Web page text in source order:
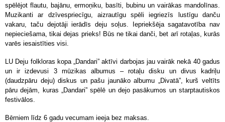
spēlējot flautu, bajānu, ermoņiku, basīti, bubinu un vairākas mandolīnas.
Muzikanti ar dzīvespriecīgu, aizrautīgu spēli iegriezīs lustīgu danču
vakaru, taču dejotāji ierādīs deju soļus. Iepriekšēja sagatavotība nav
nepieciešama, tikai dejas prieks! Būs ne tikai danči, bet arī rotaļas, kurās
varēs iesaistīties visi.
LU Deju folkloras kopa „Dandari” aktīvi darbojas jau vairāk nekā 40 gadus
un ir izdevusi 3 mūzikas albumus – rotaļu disku un divus kadriļu
(daudzpāru deju) diskus un pašu jaunāko albumu „Divatā”, kurš veltīts
pāru dejām, kuras „Dandari” spēlē un dejo pasākumos un starptautiskos
festivālos.
Bērniem līdz 6 gadu vecumam ieeja bez maksas.